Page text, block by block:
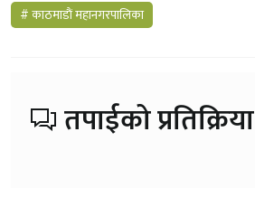
# काठमाडाैं महानगरपालिका
तपाईको प्रतिक्रिया